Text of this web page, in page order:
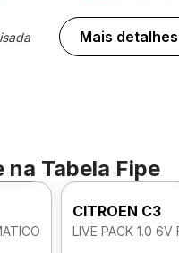
Mais detalhes
na Tabela Fipe
360º
CITROEN C3
LIVE PACK 1.0 6V